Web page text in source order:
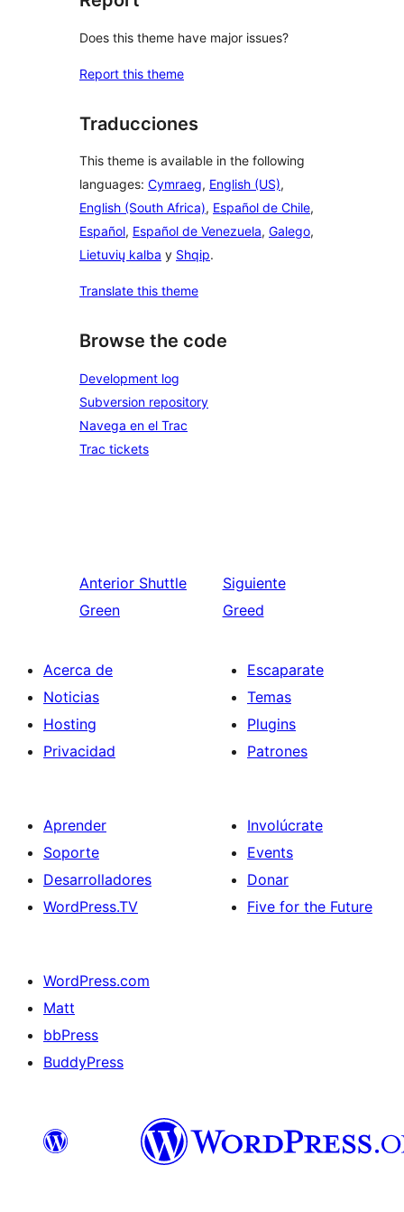
Does this theme have major issues?
Report this theme
Traducciones
This theme is available in the following
languages: Cymraeg, English (US),
English (South Africa), Español de Chile,
Español, Español de Venezuela, Galego,
Lietuvių kalba y Shqip.
Translate this theme
Browse the code
Development log
Subversion repository
Navega en el Trac
Trac tickets
Anterior Shuttle
Green
Siguiente
Greed
Acerca de
Noticias
Hosting
Privacidad
Escaparate
Temas
Plugins
Patrones
Aprender
Soporte
Desarrolladores
WordPress.TV
Involúcrate
Events
Donar
Five for the Future
WordPress.com
Matt
bbPress
BuddyPress